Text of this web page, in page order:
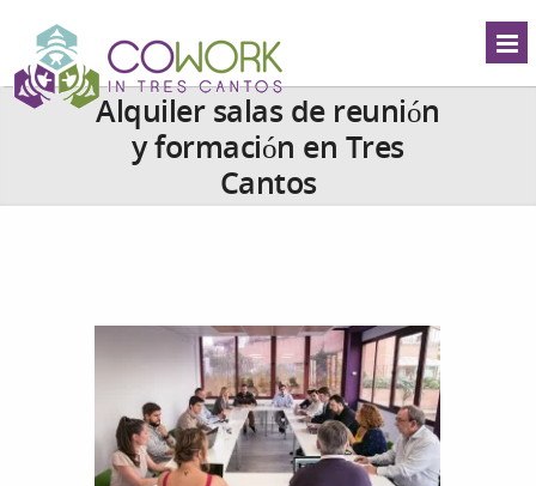
Alquiler salas de reunión
y formación en Tres
Cantos